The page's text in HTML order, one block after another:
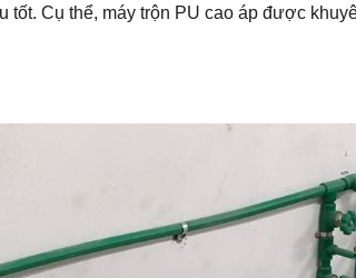
tốt. Cụ thể, máy trộn PU cao áp được